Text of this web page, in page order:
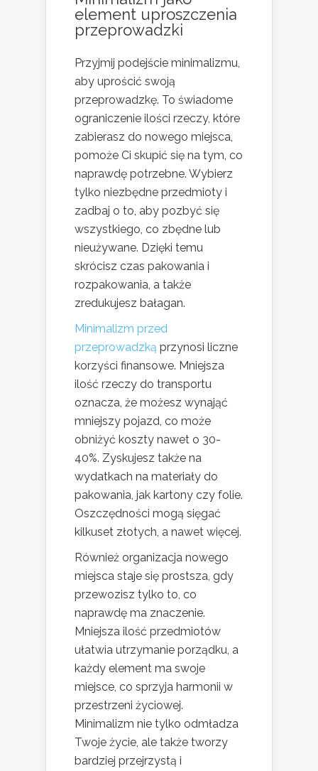
element uproszczenia
przeprowadzki
Przyjmij podejście minimalizmu,
aby uprościć swoją
przeprowadzkę. To świadome
ograniczenie ilości rzeczy, które
zabierasz do nowego miejsca,
pomoże Ci skupić się na tym, co
naprawdę potrzebne. Wybierz
tylko niezbędne przedmioty i
zadbaj o to, aby pozbyć się
wszystkiego, co zbędne lub
nieużywane. Dzięki temu
skrócisz czas pakowania i
rozpakowania, a także
zredukujesz bałagan.
Minimalizm przed
przeprowadzką przynosi liczne
korzyści finansowe. Mniejsza
ilość rzeczy do transportu
oznacza, że możesz wynająć
mniejszy pojazd, co może
obniżyć koszty nawet o 30-
40%. Zyskujesz także na
wydatkach na materiały do
pakowania, jak kartony czy folie.
Oszczędności mogą sięgać
kilkuset złotych, a nawet więcej.
Również organizacja nowego
miejsca staje się prostsza, gdy
przewozisz tylko to, co
naprawdę ma znaczenie.
Mniejsza ilość przedmiotów
ułatwia utrzymanie porządku, a
każdy element ma swoje
miejsce, co sprzyja harmonii w
przestrzeni życiowej.
Minimalizm nie tylko odmładza
Twoje życie, ale także tworzy
bardziej przejrzystą i